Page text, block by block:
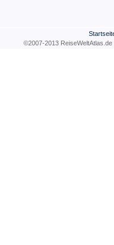
©2007-2013